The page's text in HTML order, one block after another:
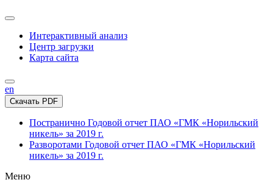
Интерактивный анализ
Центр загрузки
Карта сайта
en
Скачать PDF
Постранично Годовой отчет ПАО «ГМК «Норильский
никель» за 2019 г.
Разворотами Годовой отчет ПАО «ГМК «Норильский
никель» за 2019 г.
Меню